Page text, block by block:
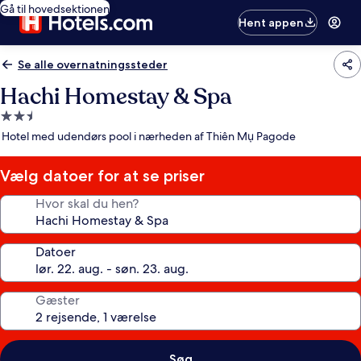
Gå til hovedsektionen
Hent appen
Se alle overnatningssteder
Hachi Homestay & Spa
2.5-
stjernet
Hotel med udendørs pool i nærheden af Thiên Mụ Pagode
Vælg datoer for at se priser
Hvor skal du hen?
Datoer
Gæster